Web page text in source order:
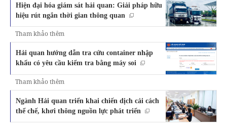
Hiện đại hóa giám sát hải quan: Giải pháp hữu
hiệu rút ngắn thời gian thông quan
Tham khảo thêm
Hải quan hướng dẫn tra cứu container nhập
khẩu có yêu cầu kiểm tra bằng máy soi
Tham khảo thêm
Ngành Hải quan triển khai chiến dịch cải cách
thể chế, khơi thông nguồn lực phát triển